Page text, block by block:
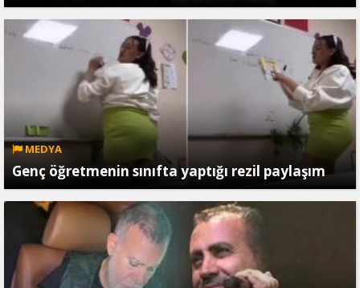
MEDYA
Genç öğretmenin sınıfta yaptığı rezil paylaşım